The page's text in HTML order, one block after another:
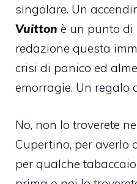
singolare. Un
Vuitton è un punto di
redazione questa
crisi di panico ed
emorragie. Un regalo
No, non lo troverete
Cupertino, per averlo
per qualche